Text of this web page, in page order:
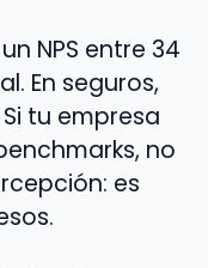
NPS entre 34
En seguros,
tu empresa
no
es